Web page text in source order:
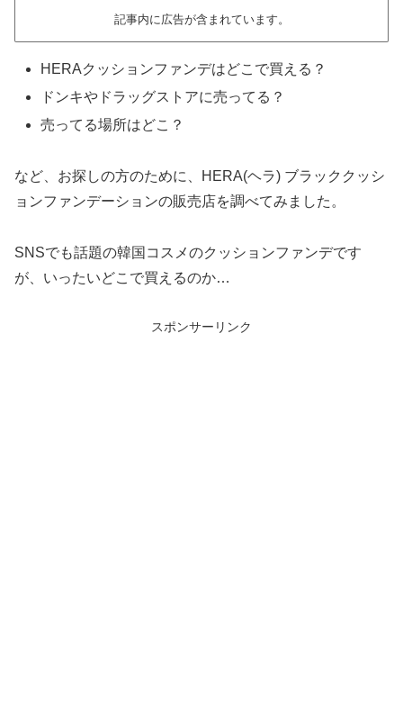
記事内に広告が含まれています。
HERAクッションファンデはどこで買える？
ドンキやドラッグストアに売ってる？
売ってる場所はどこ？
など、お探しの方のために、HERA(ヘラ) ブラッククッシ
ョンファンデーションの販売店を調べてみました。
SNSでも話題の韓国コスメのクッションファンデです
が、いったいどこで買えるのか…
スポンサーリンク